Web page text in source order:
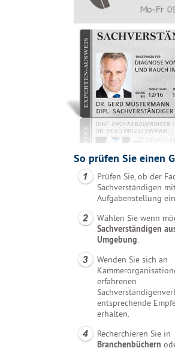
So prüfen Sie einen
Prüfen Sie, ob der
Sachverständigen
Aufgabenstellung
Wählen Sie wenn
Sachverständigen
Umgebung.
Wenden Sie sich an
erfahrenen
entsprechende
erhalten.
Recherchieren Sie in
Branchenbüchern